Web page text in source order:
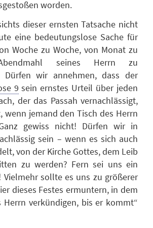
worden.
dieser ernsten Tatsache nicht
eine bedeutungslose Sache für
Woche zu Woche, von Monat zu
seines Herrn zu
Dürfen wir annehmen, dass der
9 sein ernstes Urteil über jeden
der das Passah vernachlässigt,
wenn jemand den Tisch des Herrn
gewiss nicht! Dürfen wir in
sein – wenn es sich auch
von der Kirche Gottes, dem Leib
zu werden? Fern sei uns ein
Vielmehr sollte es uns zu größerer
dieses Festes ermuntern, in dem
Herrn verkündigen, bis er kommt“